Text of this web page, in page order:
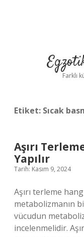
Farklı
Etiket: Sıcak
Aşırı
Yapılır
Tarih: Kasım 9, 2024
Aşırı terleme
metabolizmanın
vücudun
incelenmelidir.